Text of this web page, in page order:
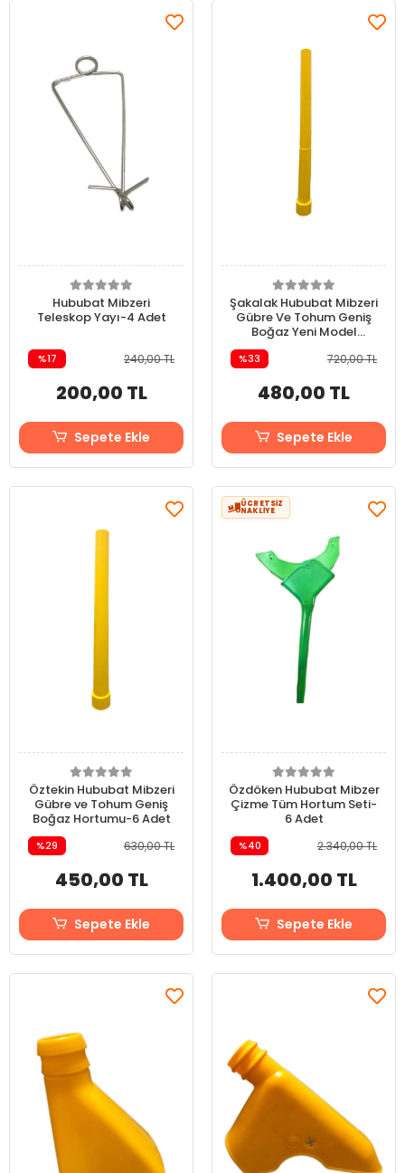
Hububat Mibzeri
Teleskop Yayı-4 Adet
%17 240,00 TL
200,00 TL
Sepete Ekle
Şakalak Hububat Mibzeri
Gübre Ve Tohum Geniş
Boğaz Yeni Model
%33 720,00 TL
480,00 TL
Sepete Ekle
Öztekin Hububat Mibzeri
Gübre ve Tohum Geniş
Boğaz Hortumu-6 Adet
%29 630,00 TL
450,00 TL
Sepete Ekle
ÜCRETSİZ
NAKLİYE
Özdöken Hububat Mibzer
Çizme Tüm Hortum Seti-
6 Adet
%40 2.340,00 TL
1.400,00 TL
Sepete Ekle